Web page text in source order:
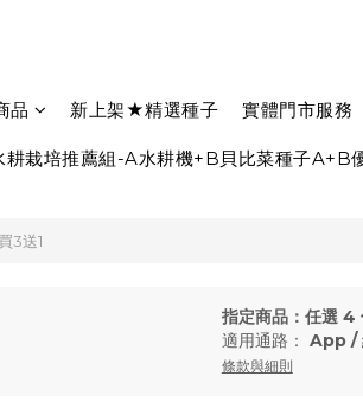
品 新上架★精選種子 實體門市服務
耕栽培推薦組-A水耕機+B貝比菜種子A+B
3送1
指定商品：任選 4
適用通路： App /
條款與細則